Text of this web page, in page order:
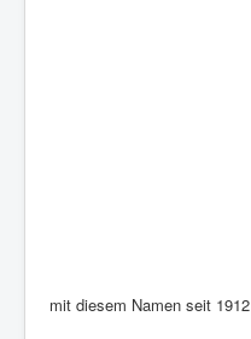
mit diesem Namen seit 1912